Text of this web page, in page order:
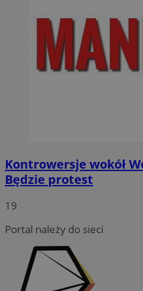
Kontrowersje wokół
Będzie protest
19
Portal należy do sieci